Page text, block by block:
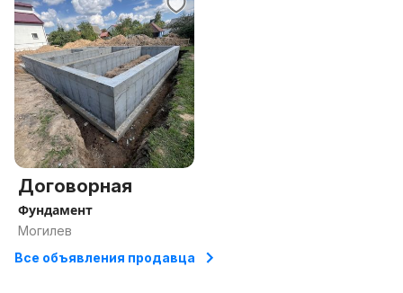
Договорная
Фундамент
Могилев
Все объявления продавца